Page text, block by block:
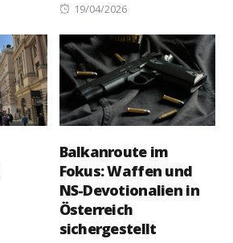
Posted
19/04/2026
Balkanroute im
Fokus: Waffen und
NS-Devotionalien in
Österreich
sichergestellt